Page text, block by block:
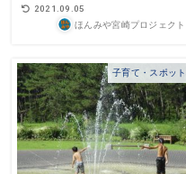
2021.09.05
ほんみや宮崎プロジェクト
子育て・スポット